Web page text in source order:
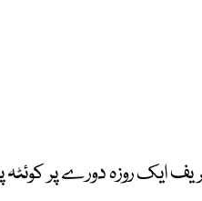
ایک روزہ دورے پر